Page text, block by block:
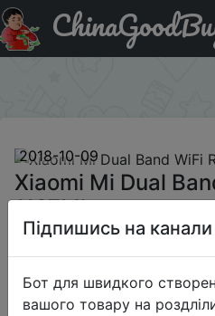
Придбати по знижці Xiaomi
1167Mbps
2018-10-09
Xiaomi Mi Dual
1167Mbps
Підпишись на
Бот для швидкого
вашого товару на